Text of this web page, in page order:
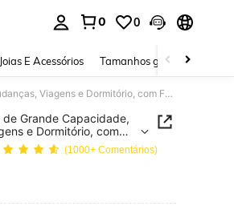
0 0
Joias E Acessórios Tamanhos grandes
Mala de Arrumação de Viagem de Grande Capacidade, Mala Tote para Mudanças, Viagens e Dormitório, com Fecho de Correr e Pega Reforçada, Acessório para Quarto
Grande Capacidade,
e Dormitório, com
Acessório para(1000+ Comentários)